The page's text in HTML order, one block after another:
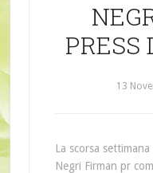
PRESS
13
La scorsa
Negri Firman pr